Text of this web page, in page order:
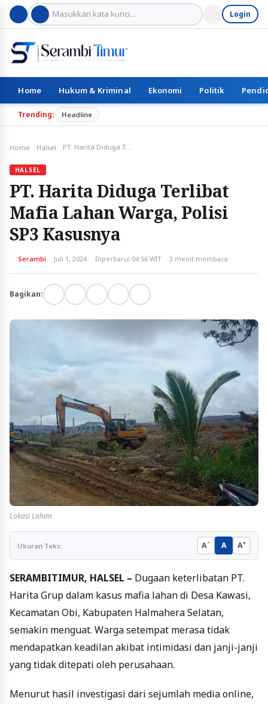
Login
Home Hukum & Kriminal Ekonomi Politik
Trending: Headline
Home Halsel PT. Harita Diduga Terlibat Mafia Lahan Warga, Polisi SP3 Kasusnya
HALSEL
PT. Harita Diduga Terlibat
Mafia Lahan Warga, Polisi
SP3 Kasusnya
Serambi Juli 1, 2024 Diperbarui 04:56 WIT 3 menit membaca
Bagikan:
Lokasi Lahan
Ukuran Teks: A− A A+
SERAMBITIMUR, HALSEL – Dugaan keterlibatan PT.
Harita Grup dalam kasus mafia lahan di Desa Kawasi,
Kecamatan Obi, Kabupaten Halmahera Selatan,
semakin menguat. Warga setempat merasa tidak
mendapatkan keadilan akibat intimidasi dan janji-janji
yang tidak ditepati oleh perusahaan.
Menurut hasil investigasi dari sejumlah media online,